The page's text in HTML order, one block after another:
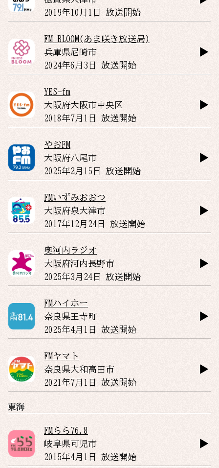
2019年10月1日 放送開始
FM BLOOM(あま咲き放送局)
兵庫県尼崎市
2024年6月3日 放送開始
YES-fm
大阪府大阪市中央区
2018年7月1日 放送開始
やおFM
大阪府八尾市
2025年2月15日 放送開始
FMいずみおおつ
大阪府泉大津市
2017年12月24日 放送開始
奥河内ラジオ
大阪府河内長野市
2025年3月24日 放送開始
FMハイホー
奈良県王寺町
2025年4月1日 放送開始
FMヤマト
奈良県大和高田市
2021年7月1日 放送開始
東海
FMらら76.8
岐阜県可児市
2015年4月1日 放送開始